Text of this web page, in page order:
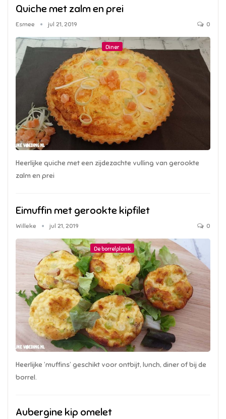
Quiche met zalm en prei
Esmee jul 21, 2019 0
Diner
Heerlijke quiche met een zijdezachte vulling van gerookte
zalm en prei
Eimuffin met gerookte kipfilet
Willeke jul 21, 2019 0
De borrelplank
Heerlijke ‘muffins’ geschikt voor ontbijt, lunch, diner of bij de
borrel.
Aubergine kip omelet